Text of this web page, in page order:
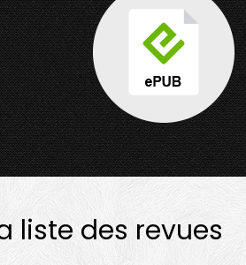
liste des revues